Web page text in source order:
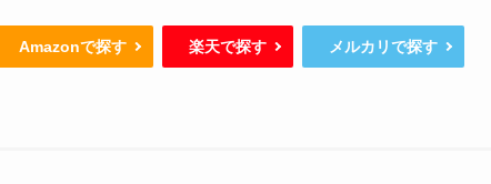
Amazonで探す 楽天で探す メルカリで探す